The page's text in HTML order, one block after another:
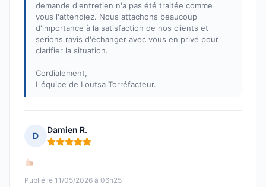
demande d'entretien n'a pas été traitée comme
vous l'attendiez. Nous attachons beaucoup
d'importance à la satisfaction de nos clients et
serions ravis d'échanger avec vous en privé pour
clarifier la situation.
Cordialement,
L'équipe de Loutsa Torréfacteur.
D
Damien R.
Note : 5 sur 5
Publié le 11/05/2026 à 06h25